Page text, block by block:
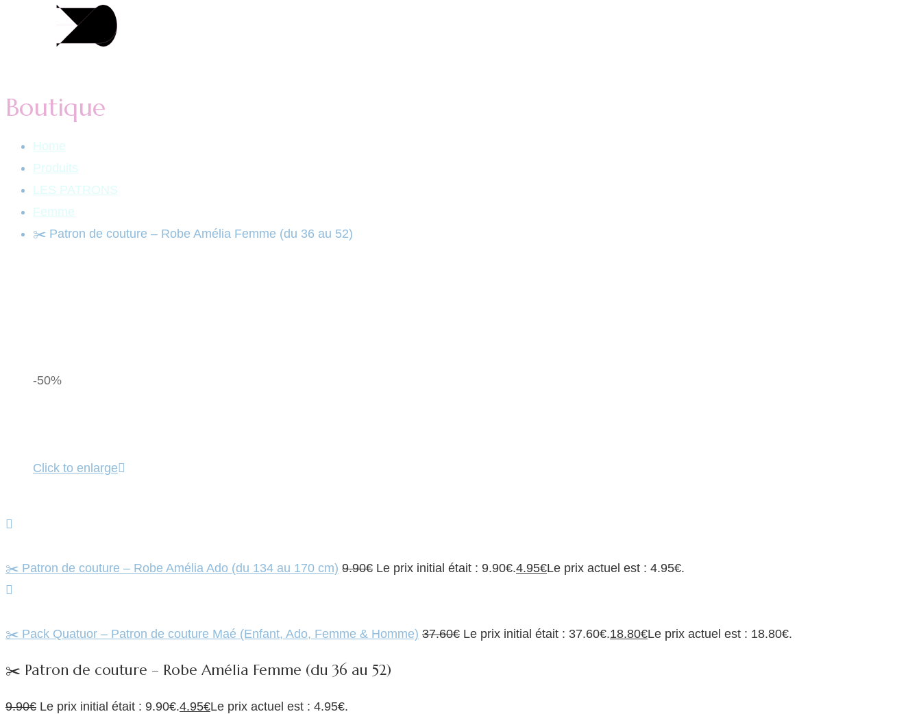
Boutique
Home
Produits
LES PATRONS
Femme
✂️ Patron de couture – Robe Amélia Femme (du 36 au 52)
-50%
Click to enlarge
✂️ Patron de couture – Robe Amélia Ado (du 134 au 170 cm) 9.90€ Le prix initial était : 9.90€.4.95€Le prix actuel est : 4.95€.
✂️ Pack Quatuor – Patron de couture Maé (Enfant, Ado, Femme & Homme) 37.60€ Le prix initial était : 37.60€.18.80€Le prix actuel est : 18.80€.
✂️ Patron de couture – Robe Amélia Femme (du 36 au 52)
9.90€ Le prix initial était : 9.90€.4.95€Le prix actuel est : 4.95€.